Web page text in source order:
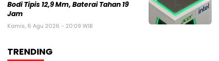
Bodi Tipis 12,9 Mm, Baterai Tahan 19
Jam
Kamis, 6 Agu 2026 - 20:09 WIB
TRENDING